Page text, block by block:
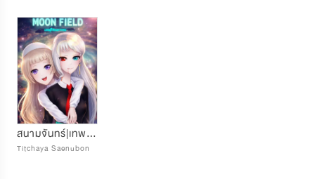
สนามจันทร์|เทพผู้ไร้ชะตากรรม
Titchaya Saenubon